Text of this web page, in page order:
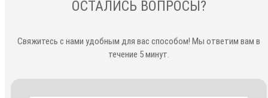
ОСТАЛИСЬ ВОПРОСЫ?
Свяжитесь с нами удобным для вас способом! Мы ответим вам в
течение 5 минут.